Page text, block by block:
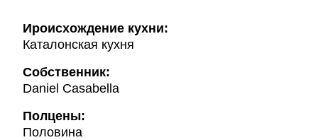
Ироисхождение кухни:
Каталонская кухня
Собственник:
Daniel Casabella
Полцены:
Половина